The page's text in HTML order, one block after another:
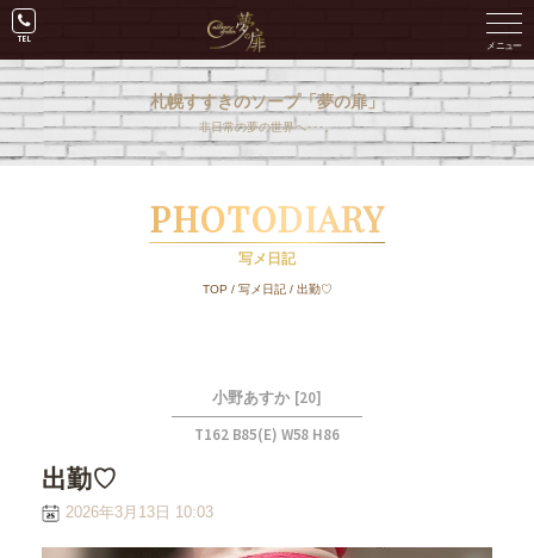
札幌すすきのソープ「夢の扉」
非日常の夢の世界へ･･･。
PHOTODIARY
写メ日記
TOP / 写メ日記/ 出勤♡
小野あすか [20]
T162 B85(E) W58 H86
出勤♡
2026年3月13日 10:03